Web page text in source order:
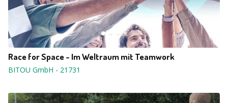
Race for Space - Im Weltraum mit Teamwork
BITOU GmbH - 21731